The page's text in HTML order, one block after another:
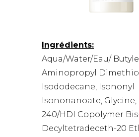
Ingrédients:
Aqua/Water/Eau/
Aminopropyl
Isododecane, Isononyl
Isononanoate, Glycine,
240/HDI Copolymer
Decyltetradeceth-20